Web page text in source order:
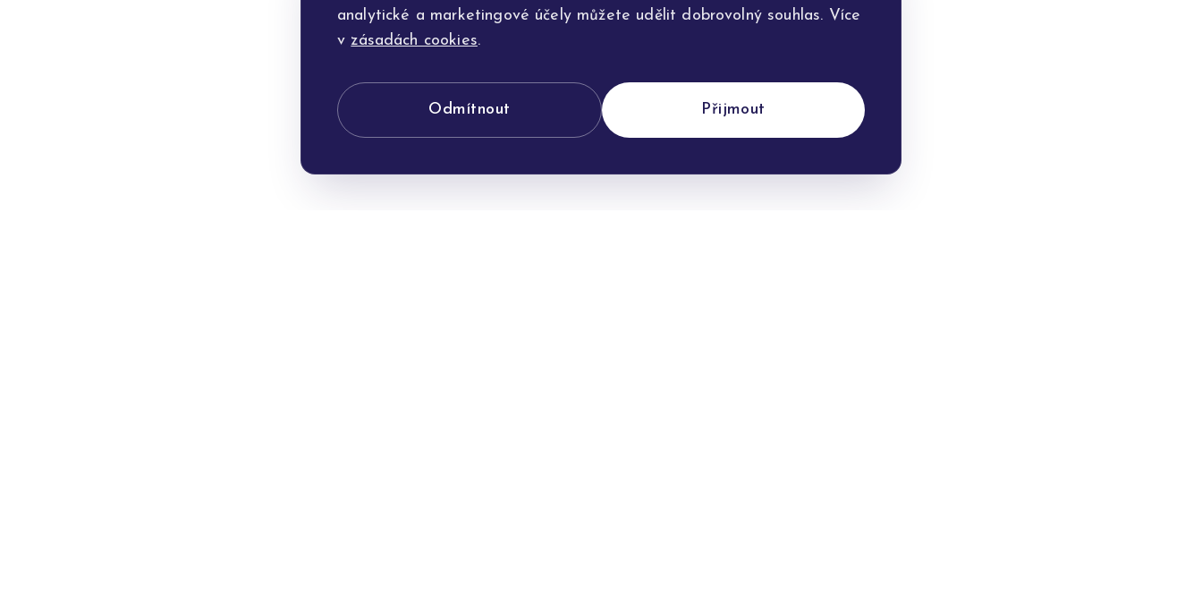
analytické a marketingové účely můžete udělit dobrovolný souhlas. Více
v zásadách cookies.
Odmítnout Přijmout